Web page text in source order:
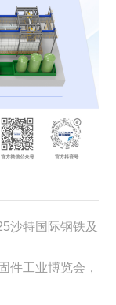
沙特国际钢铁及
件工业博览会，